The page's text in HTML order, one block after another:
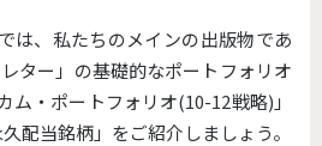
は、私たちのメインの出版物であ
ター」の基礎的なポートフォリオ
ム・ポートフォリオ(10-12戦略)」
配当銘柄」をご紹介しましょう。